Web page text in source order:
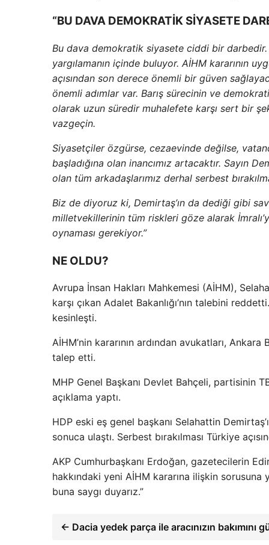
“BU DAVA DEMOKRATİK SİYASETE
Bu dava demokratik siyasete ciddi bir
yargılamanın içinde buluyor. AİHM kararının
açısından son derece önemli bir güven
önemli adımlar var. Barış sürecinin ve
olarak uzun süredir muhalefete karşı sert bir
vazgeçin.
Siyasetçiler özgürse, cezaevinde değilse,
başladığına olan inancımız artacaktır. Sayın
olan tüm arkadaşlarımız derhal serbest
Biz de diyoruz ki, Demirtaş’ın da dediği gibi
milletvekillerinin tüm riskleri göze alarak
oynaması gerekiyor.”
NE OLDU?
Avrupa İnsan Hakları Mahkemesi (AİHM),
karşı çıkan Adalet Bakanlığı’nın talebini
kesinleşti.
AİHM’nin kararının ardından avukatları,
talep etti.
MHP Genel Başkanı Devlet Bahçeli, partisinin
açıklama yaptı.
HDP eski eş genel başkanı Selahattin
sonuca ulaştı. Serbest bırakılması Türkiye
AKP Cumhurbaşkanı Erdoğan, gazetecilerin
hakkındaki yeni AİHM kararına ilişkin sorusuna
buna saygı duyarız.”
← Dacia yedek parça ile aracınızın bakımını